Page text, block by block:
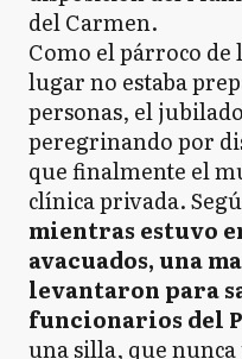
del Carmen.
Como el párroco de
lugar no estaba
personas, el
peregrinando por
que finalmente el
clínica privada.
mientras estuvo
avacuados, una
levantaron para
funcionarios del
una silla, que